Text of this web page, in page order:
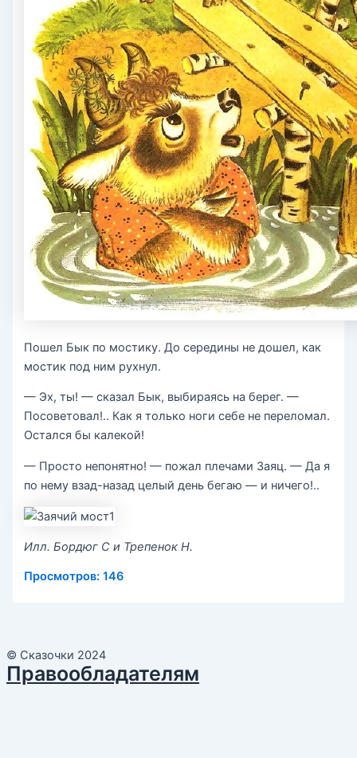
Пошел Бык по мостику. До середины не дошел, как
мостик под ним рухнул.
— Эх, ты! — сказал Бык, выбираясь на берег. —
Посоветовал!.. Как я только ноги себе не переломал.
Остался бы калекой!
— Просто непонятно! — пожал плечами Заяц. — Да я
по нему взад-назад целый день бегаю — и ничего!..
Илл. Бордюг С и Трепенок Н.
Просмотров: 146
© Сказочки 2024
Правообладателям